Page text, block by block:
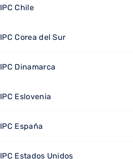
IPC Chile
IPC Corea del Sur
IPC Dinamarca
IPC Eslovenia
IPC España
IPC Estados Unidos